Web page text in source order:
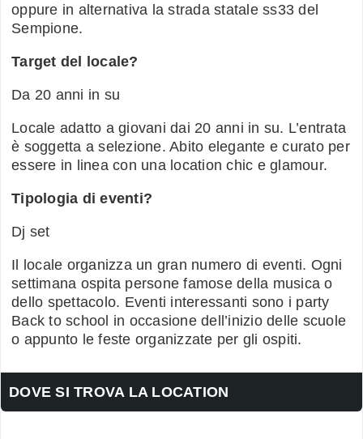
oppure in alternativa la strada statale ss33 del
Sempione.
Target del locale?
Da 20 anni in su
Locale adatto a giovani dai 20 anni in su. L’entrata
è soggetta a selezione. Abito elegante e curato per
essere in linea con una location chic e glamour.
Tipologia di eventi?
Dj set
Il locale organizza un gran numero di eventi. Ogni
settimana ospita persone famose della musica o
dello spettacolo. Eventi interessanti sono i party
Back to school in occasione dell’inizio delle scuole
o appunto le feste organizzate per gli ospiti.
DOVE SI TROVA LA LOCATION